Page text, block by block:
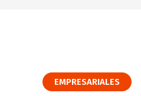
EMPRESARIALES